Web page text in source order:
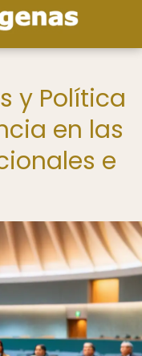
y Política
en las
e